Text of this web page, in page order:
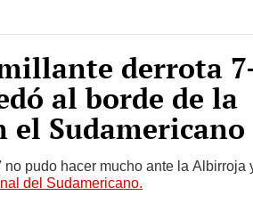
derrota
al borde de la
Sudamericano
no pudo hacer mucho ante la Albirroja
del Sudamericano.